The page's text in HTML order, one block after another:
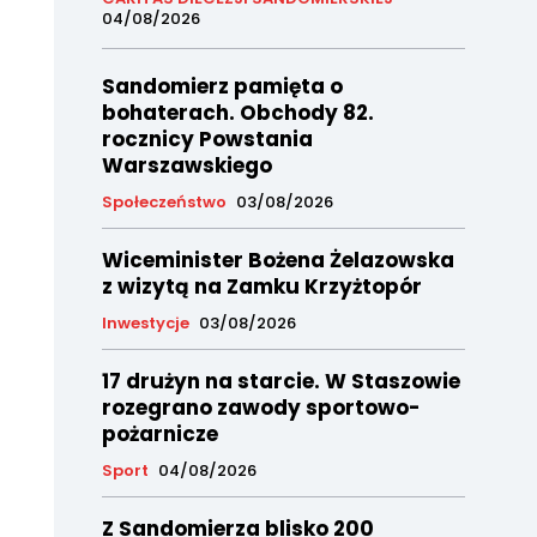
04/08/2026
Sandomierz pamięta o
bohaterach. Obchody 82.
rocznicy Powstania
Warszawskiego
Społeczeństwo 03/08/2026
Wiceminister Bożena Żelazowska
z wizytą na Zamku Krzyżtopór
Inwestycje 03/08/2026
17 drużyn na starcie. W Staszowie
rozegrano zawody sportowo-
pożarnicze
Sport 04/08/2026
Z Sandomierza blisko 200